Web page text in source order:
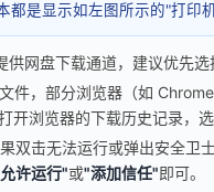
都是显示如左图所示的"打印
供网盘下载通道，建议优先
件，部分浏览器（如
开浏览器的下载历史记录，
双击无法运行或弹出安全卫
许运行"或"添加信任"即可。